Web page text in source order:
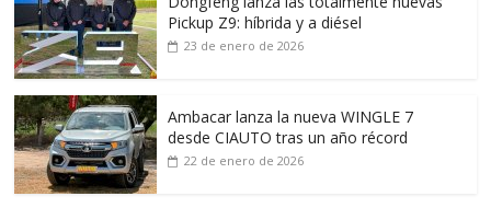
Pickup Z9: híbrida y a diésel
23 de enero de 2026
Ambacar lanza la nueva WINGLE 7
desde CIAUTO tras un año récord
22 de enero de 2026